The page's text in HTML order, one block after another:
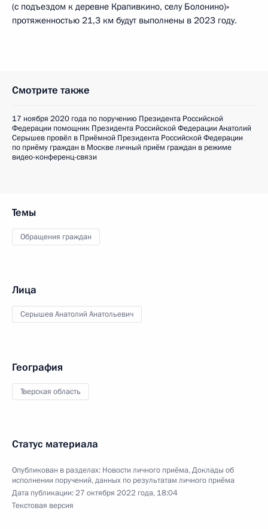
(с подъездом к деревне Крапивкино, селу Болонино)»
протяженностью 21,3 км будут выполнены в 2023 году.
Смотрите также
17 ноября 2020 года по поручению Президента Российской
Федерации помощник Президента Российской Федерации Анатолий
Серышев провёл в Приёмной Президента Российской Федерации
по приёму граждан в Москве личный приём граждан в режиме
видео-конференц-связи
Темы
Обращения граждан
Лица
Серышев Анатолий Анатольевич
География
Тверская область
Статус материала
Опубликован в разделах: Новости личного приёма,Доклады об
исполнении поручений, данных по результатам личного приёма
Дата публикации:27 октября 2022 года, 18:04
Текстовая версия